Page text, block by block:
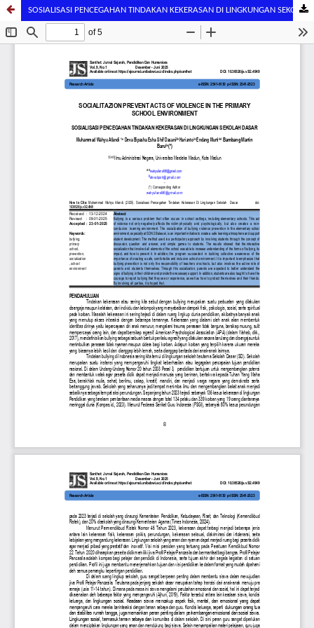
SOSIALISASI PENCEGAHAN TINDAKAN KEKERASAN DI LINGKUNGAN SEKOLAH DASAR